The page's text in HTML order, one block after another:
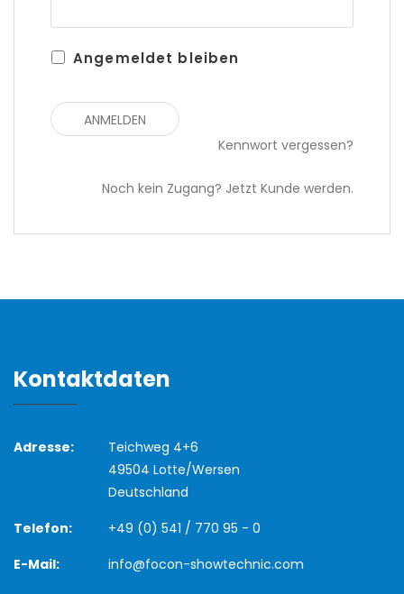
Angemeldet bleiben
Kennwort vergessen?
Noch kein Zugang? Jetzt Kunde werden.
Kontaktdaten
Adresse:
Teichweg 4+6
49504 Lotte/Wersen
Deutschland
Telefon:
+49 (0) 541 / 770 95 - 0
E-Mail:
info@focon-showtechnic.com